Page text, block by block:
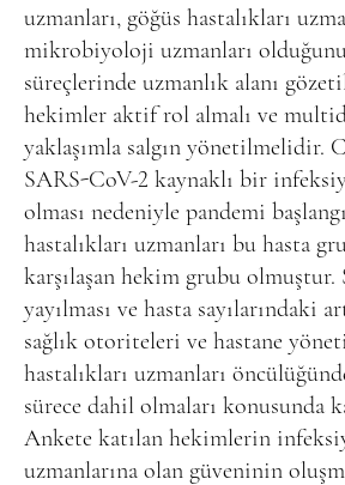
uzmanları, göğüs hastalıkları
mikrobiyoloji uzmanları
süreçlerinde uzmanlık alanı
hekimler aktif rol almalı ve
yaklaşımla salgın yönetilmelidir.
SARS-CoV-2 kaynaklı bir
olması nedeniyle pandemi
hastalıkları uzmanları bu hasta
karşılaşan hekim grubu olmuştur.
yayılması ve hasta sayılarındaki
sağlık otoriteleri ve hastane
hastalıkları uzmanları
sürece dahil olmaları konusunda
Ankete katılan hekimlerin
uzmanlarına olan güveninin